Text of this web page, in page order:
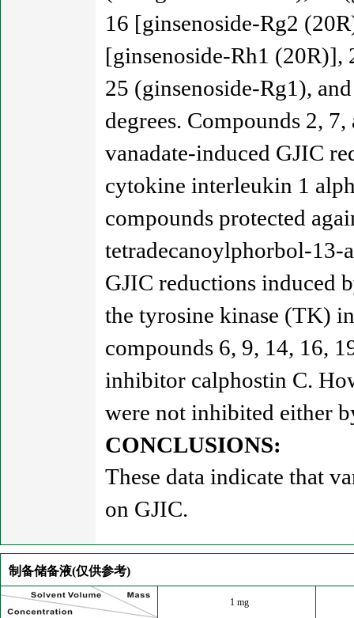
16 [ginsenoside-Rg2
[ginsenoside-Rh1 (20R)],
25 (ginsenoside-Rg1),
degrees. Compounds 2,
vanadate-induced GJIC
cytokine interleukin 1
compounds protected
tetradecanoylphorbol-13-
GJIC reductions induced
the tyrosine kinase (TK)
compounds 6, 9, 14, 16,
inhibitor calphostin C.
were not inhibited either
CONCLUSIONS:
These data indicate that
on GJIC.
制备储备液(仅供参考)
1 mg